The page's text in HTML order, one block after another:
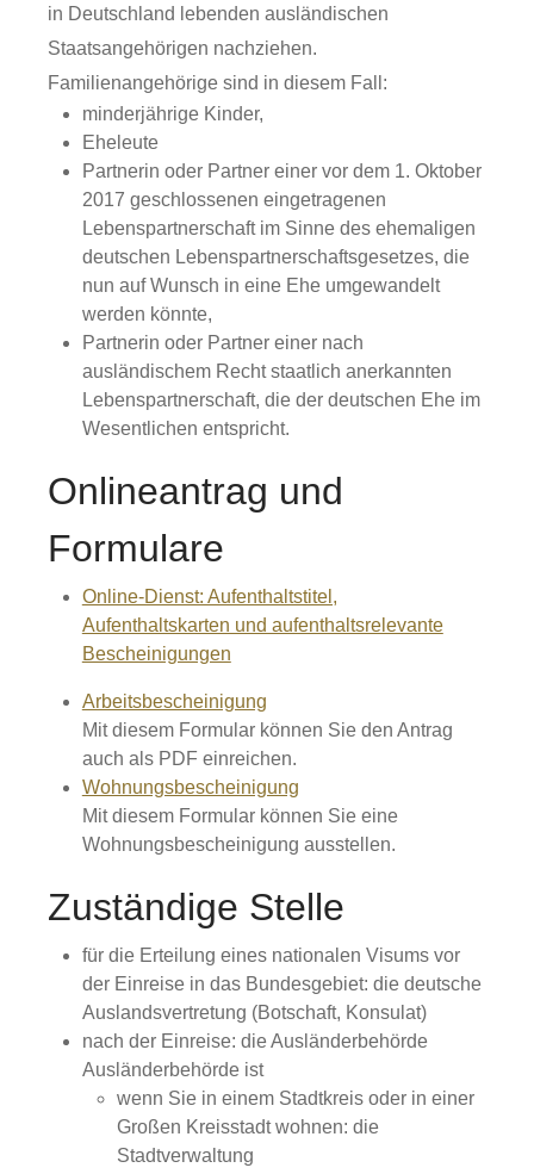
in Deutschland lebenden ausländischen
Staatsangehörigen nachziehen.
Familienangehörige sind in diesem Fall:
minderjährige Kinder,
Eheleute
Partnerin oder Partner einer vor dem 1. Oktober
2017 geschlossenen eingetragenen
Lebenspartnerschaft im Sinne des ehemaligen
deutschen Lebenspartnerschaftsgesetzes, die
nun auf Wunsch in eine Ehe umgewandelt
werden könnte,
Partnerin oder Partner einer nach
ausländischem Recht staatlich anerkannten
Lebenspartnerschaft, die der deutschen Ehe im
Wesentlichen entspricht.
Onlineantrag und
Formulare
Online-Dienst: Aufenthaltstitel,
Aufenthaltskarten und aufenthaltsrelevante
Bescheinigungen
Arbeitsbescheinigung
Mit diesem Formular können Sie den Antrag
auch als PDF einreichen.
Wohnungsbescheinigung
Mit diesem Formular können Sie eine
Wohnungsbescheinigung ausstellen.
Zuständige Stelle
für die Erteilung eines nationalen Visums vor
der Einreise in das Bundesgebiet: die deutsche
Auslandsvertretung (Botschaft, Konsulat)
nach der Einreise: die Ausländerbehörde
Ausländerbehörde ist
wenn Sie in einem Stadtkreis oder in einer
Großen Kreisstadt wohnen: die
Stadtverwaltung